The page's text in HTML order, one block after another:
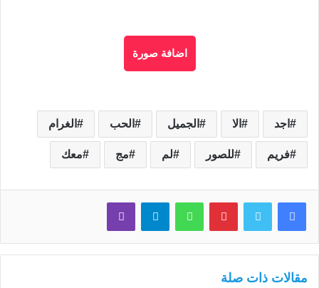
اضافة صورة
اجد الا الجميل الحب الغرام
فريم للصور لم مج معك
فيسبوك تويتر بينتيريستواتساب تيلقرام ڤايبر
مقالات ذات صلة